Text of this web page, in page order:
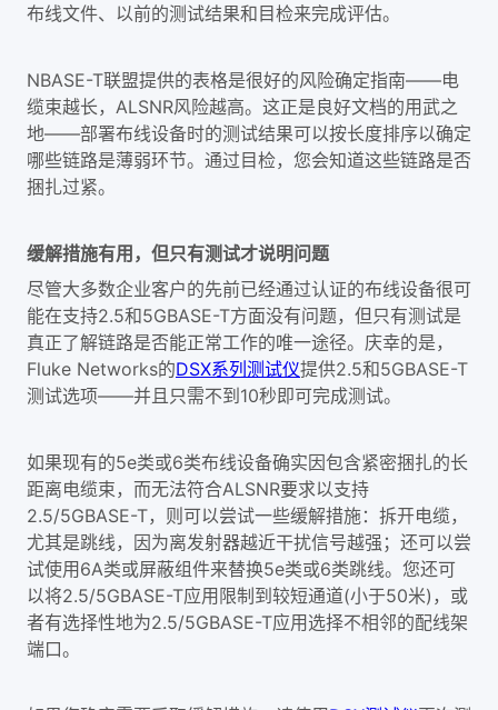
布线文件、以前的测试结果和目检来完成评估。
NBASE-T联盟提供的表格是很好的风险确定指南——电
缆束越长，ALSNR风险越高。这正是良好文档的用武之
地——部署布线设备时的测试结果可以按长度排序以确定
哪些链路是薄弱环节。通过目检，您会知道这些链路是否
捆扎过紧。
缓解措施有用，但只有测试才说明问题
尽管大多数企业客户的先前已经通过认证的布线设备很可
能在支持2.5和5GBASE-T方面没有问题，但只有测试是
真正了解链路是否能正常工作的唯一途径。庆幸的是，
Fluke Networks的DSX系列测试仪提供2.5和5GBASE-T
测试选项——并且只需不到10秒即可完成测试。
如果现有的5e类或6类布线设备确实因包含紧密捆扎的长
距离电缆束，而无法符合ALSNR要求以支持
2.5/5GBASE-T，则可以尝试一些缓解措施：拆开电缆，
尤其是跳线，因为离发射器越近干扰信号越强；还可以尝
试使用6A类或屏蔽组件来替换5e类或6类跳线。您还可
以将2.5/5GBASE-T应用限制到较短通道(小于50米)，或
者有选择性地为2.5/5GBASE-T应用选择不相邻的配线架
端口。